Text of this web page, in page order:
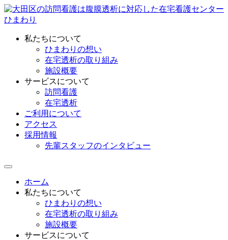
私たちについて
ひまわりの想い
在宅透析の取り組み
施設概要
サービスについて
訪問看護
在宅透析
ご利用について
アクセス
採用情報
先輩スタッフのインタビュー
ホーム
私たちについて
ひまわりの想い
在宅透析の取り組み
施設概要
サービスについて